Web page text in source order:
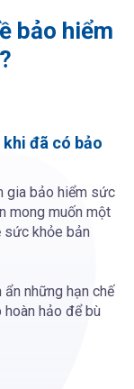
bảo hiểm
khi đã có bảo
gia bảo hiểm sức
mong muốn một
sức khỏe bản
những hạn chế
hảo để bù